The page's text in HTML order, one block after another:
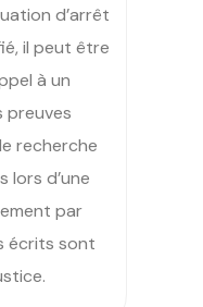
d’arrêt
il peut être
à un
preuves
recherche
lors d’une
par
écrits sont